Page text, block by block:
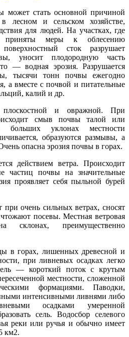
может стать основной причиной
лесном и сельском хозяйстве,
для людей. На участках, где
меры к облесению
сток разрушает
уносит плодородную часть
— водная эрозия. Разрушается
тысячи тонн почвы ежегодно
а вместе с почвой и питательные
калий и др.
и овражной. При
смыв почвы талой или
уклонах местности
образуются размывы, а
опасна эрозия почвы в горах.
действием ветра. Происходит
частиц почвы на значительные
проявляет себя пыльной бурей
очень сильных ветрах, сносят
посевы. Местная ветровая
склонах, преимущественно
в горах, лишенных древесной и
при ливневых осадках легко
— короткий поток с крутым
местности, сложенной
формациями. Паводки,
интенсивными ливнями либо
осадками умеренной
сель. Водосбор селевого
реки или ручья и обычно имеет
км2.